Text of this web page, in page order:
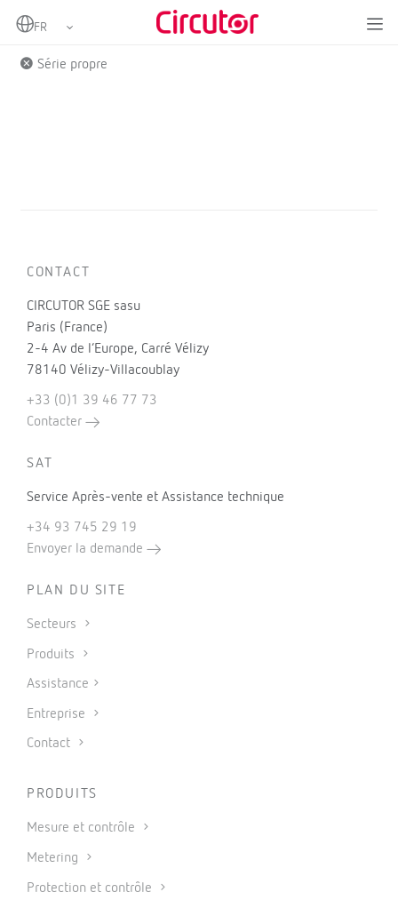
Home
Série propre
CONTACT
CIRCUTOR SGE sasu
Paris (France)
2-4 Av de l’Europe, Carré Vélizy
78140 Vélizy-Villacoublay
+33 (0)1 39 46 77 73
Contacter
SAT
Service Après-vente et Assistance technique
+34 93 745 29 19
Envoyer la demande
PLAN DU SITE
Secteurs
Produits
Assistance
Entreprise
Contact
PRODUITS
Mesure et contrôle
Metering
Protection et contrôle